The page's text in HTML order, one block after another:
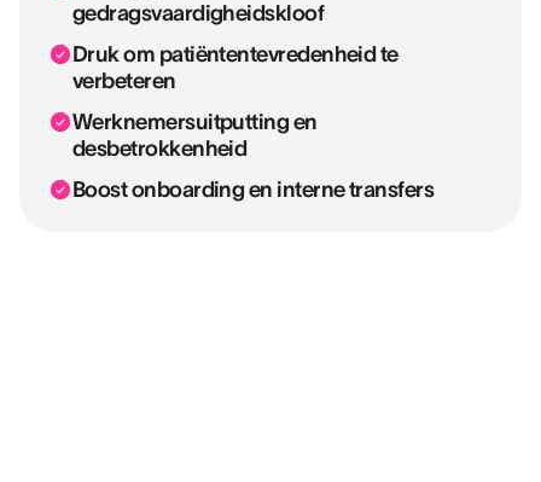
gedragsvaardigheidskloof
Druk om patiëntentevredenheid te
verbeteren
Werknemersuitputting en
desbetrokkenheid
Boost onboarding en interne transfers